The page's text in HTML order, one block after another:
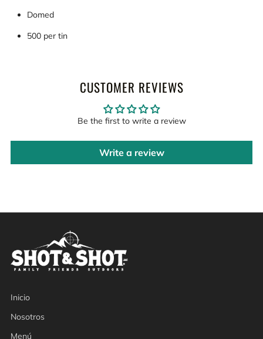
Domed
500 per tin
CUSTOMER REVIEWS
Be the first to write a review
Write a review
Inicio
Nosotros
Menú